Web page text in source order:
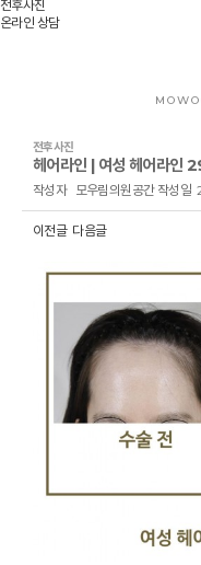
전후사진
온라인 상담
전후사진
헤어라인 | 여성 헤어라인
작성자 모우림의원공간 작성일
이전글 다음글
본문